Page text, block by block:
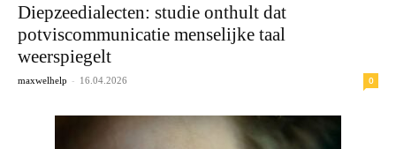
Diepzeedialecten: studie onthult dat
potviscommunicatie menselijke taal
weerspiegelt
maxwelhelp - 16.04.2026 0